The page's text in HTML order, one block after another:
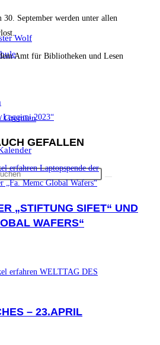
Wolf
Gremien
September werden unter allen
Amt für Bibliotheken und Lesen
Leggimi 2023“
GEFALLEN
„STIFTUNG SIFET“ UND
WAFERS“
– 23.APRIL